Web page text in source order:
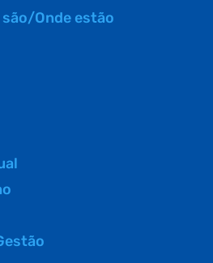
Onde estão